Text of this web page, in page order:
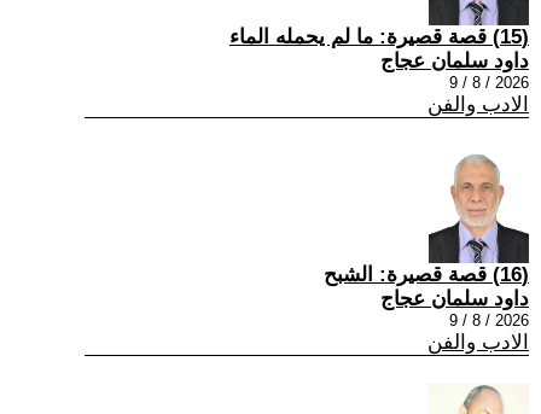
(15) قصة قصيرة: ما لم يحمله الماء
داود سلمان عجاج
2026 / 8 / 9
الادب والفن
(16) قصة قصيرة: الشبح
داود سلمان عجاج
2026 / 8 / 9
الادب والفن